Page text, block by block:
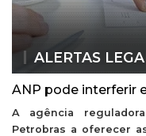
ALERTAS
ANP pode interferir
A agência
Petrobras a oferecer